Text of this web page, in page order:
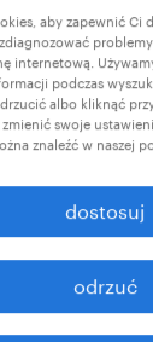
biznesu i
wejścia do
na
osoby,
zna
aby zapewnić Ci
internetową.
podczas
albo kliknąć
swoje
znaleźć w naszej
odrzuć
dostosuj